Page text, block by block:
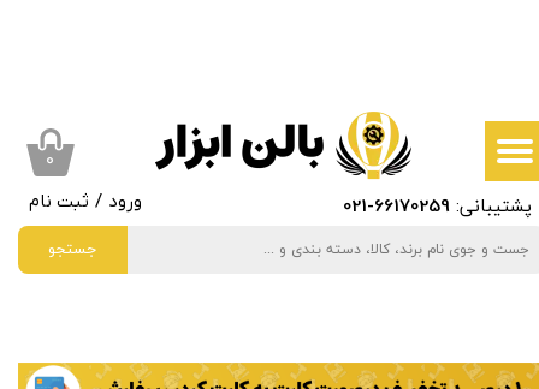
جستجو
پشتیبانی:66170259
-021 ورود / ثبت نام
سفارشات
خروج از حساب کاربری
۰